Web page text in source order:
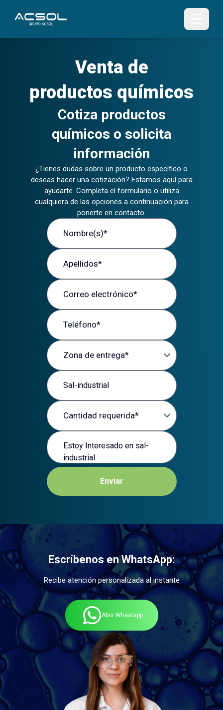
Venta de
productos químicos
Cotiza productos
químicos o solicita
información
¿Tienes dudas sobre un producto específico o
deseas hacer una cotización? Estamos aquí para
ayudarte. Completa el formulario o utiliza
cualquiera de las opciones a continuación para
ponerte en contacto.
Nombre (s)
Apellidos
Correo electrónico
Teléfono
Zona de entrega
Producto de interés
Cantidad requerida
Mensaje
Enviar
Escríbenos en WhatsApp:
Recibe atención personalizada al instante
Abrir Whastapp